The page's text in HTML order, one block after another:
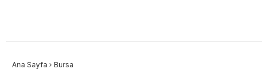
Ana Sayfa › Bursa